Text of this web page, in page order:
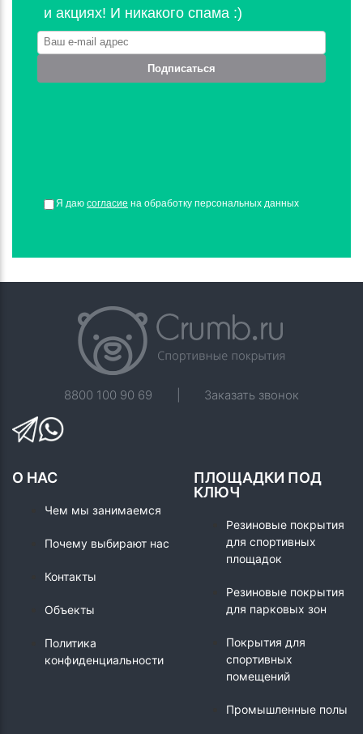
и акциях! И никакого спама :)
Подписаться
Я даю согласие на обработку персональных данных
8800 100 90 69 Заказать звонок
О НАС
Чем мы занимаемся
Почему выбирают нас
Контакты
Объекты
Политика
конфиденциальности
ПЛОЩАДКИ ПОД
КЛЮЧ
Резиновые покрытия
для спортивных
площадок
Резиновые покрытия
для парковых зон
Покрытия для
спортивных
помещений
Промышленные полы